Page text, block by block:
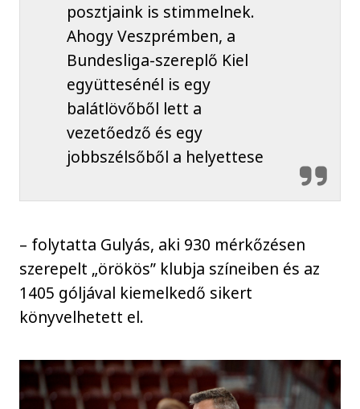
posztjaink is stimmelnek.
Ahogy Veszprémben, a
Bundesliga-szereplő Kiel
együttesénél is egy
balátlövőből lett a
vezetőedző és egy
jobbszélsőből a helyettese
– folytatta Gulyás, aki 930 mérkőzésen
szerepelt „örökös” klubja színeiben és az
1405 góljával kiemelkedő sikert
könyvelhetett el.